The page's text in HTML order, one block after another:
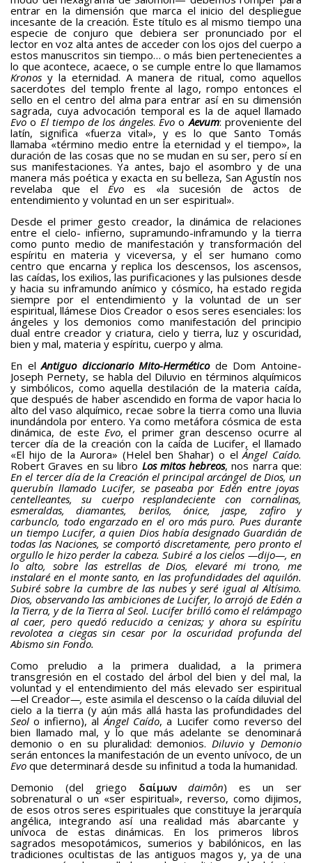
Enlaces
BAQUIANA – ENLACES I
BAQUIANA – ENLACES II
BAQUIANA – ENLACES III
Números Anteriores
BAQUIANA – Números Anteriores (2021 – 2025)
BAQUIANA – Números Anteriores (2016 – 2020)
BAQUIANA – Números Anteriores (2010 – 2015)
BAQUIANA – Números Anteriores (2005 – 2010)
BAQUIANA – Números Anteriores (1999 – 2004)
entrar en la dimensión que marca el inicio del despliegue
incesante de la creación. Este título es al mismo tiempo una
especie de conjuro que debiera ser pronunciado por el
lector en voz alta antes de acceder con los ojos del cuerpo a
estos manuscritos sin tiempo… o más bien pertenecientes a
lo que acontece, acaece, o se cumple entre lo que llamamos
Kronos y la eternidad. A manera de ritual, como aquellos
sacerdotes del templo frente al lago, rompo entonces el
sello en el centro del alma para entrar así en su dimensión
sagrada, cuya advocación temporal es la de aquel llamado
Evoo El tiempo de los ángeles. EvooAevum: proveniente del
latín, significa «fuerza vital», y es lo que Santo Tomás
llamaba «término medio entre la eternidad y el tiempo», la
duración de las cosas que no se mudan en su ser, pero sí en
sus manifestaciones. Ya antes, bajo el asombro y de una
manera más poética y exacta en su belleza, San Agustín nos
revelaba que elEvoes «la sucesión de actos de
entendimiento y voluntad en un ser espiritual».
Desde el primer gesto creador, la dinámica de relaciones
entre el cielo- infierno, supramundo-inframundo y la tierra
como punto medio de manifestación y transformación del
espíritu en materia y viceversa, y el ser humano como
centro que encarna y replica los descensos, los ascensos,
las caídas, los exilios, las purificaciones y las pulsiones desde
y hacia su inframundo anímico y cósmico, ha estado regida
siempre por el entendimiento y la voluntad de un ser
espiritual, llámese Dios Creador o esos seres esenciales: los
ángeles y los demonios como manifestación del principio
dual entre creador y criatura, cielo y tierra, luz y oscuridad,
bien y mal, materia y espíritu, cuerpo y alma.
En elAntiguo diccionario Mito-Hermético de Dom Antoine-
Joseph Pernety, se habla del Diluvio en términos alquímicos
y simbólicos, como aquella destilación de la materia caída,
que después de haber ascendido en forma de vapor hacia lo
alto del vaso alquímico, recae sobre la tierra como una lluvia
inundándola por entero. Ya como metáfora cósmica de esta
dinámica, de este Evo, el primer gran descenso ocurre al
tercer día de la creación con la caída de Lucifer, el llamado
«El hijo de la Aurora» (Helel ben Shahar) o elÁngel Caído.
Robert Graves en su libro Los mitos hebreos, nos narra que:
En el tercer día de la Creación el principal arcángel de Dios, un
querubín llamado Lucifer, se paseaba por Edén entre joyas
centelleantes, su cuerpo resplandeciente con cornalinas,
esmeraldas, diamantes, berilos, ónice, jaspe, zafiro y
carbunclo, todo engarzado en el oro más puro. Pues durante
un tiempo Lucifer, a quien Dios había designado Guardián de
todas las Naciones, se comportó discretamente, pero pronto el
orgullo le hizo perder la cabeza. Subiré a los cielos —dijo—, en
lo alto, sobre las estrellas de Dios, elevaré mi trono, me
instalaré en el monte santo, en las profundidades del aquilón.
Subiré sobre la cumbre de las nubes y seré igual al Altísimo.
Dios, observando las ambiciones de Lucifer, lo arrojó de Edén a
la Tierra, y de la Tierra al Seol. Lucifer brilló como el relámpago
al caer, pero quedó reducido a cenizas; y ahora su espíritu
revolotea a ciegas sin cesar por la oscuridad profunda del
Abismo sin Fondo.
Como preludio a la primera dualidad, a la primera
transgresión en el costado del árbol del bien y del mal, la
voluntad y el entendimiento del más elevado ser espiritual
—el Creador—, este asimila el descenso o la caída diluvial del
cielo a la tierra (y aún más allá hasta las profundidades del
Seolo infierno), alÁngel Caído, a Lucifer como reverso del
bien llamado mal, y lo que más adelante se denominará
demonio o en su pluralidad: demonios.Diluvioy Demonio
serán entonces la manifestación de un evento unívoco, de un
Evo que determinará desde su infinitud a toda la humanidad.
Demonio (del griego δαίμωνdaimôn) es un ser
sobrenatural o un «ser espiritual», reverso, como dijimos,
de esos otros seres espirituales que constituye la jerarquía
angélica, integrando así una realidad más abarcante y
unívoca de estas dinámicas. En los primeros libros
sagrados mesopotámicos, sumerios y babilónicos, en las
tradiciones ocultistas de las antiguos magos y, ya de una